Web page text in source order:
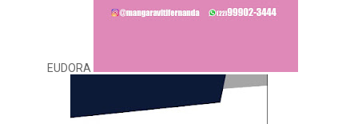
EUDORA